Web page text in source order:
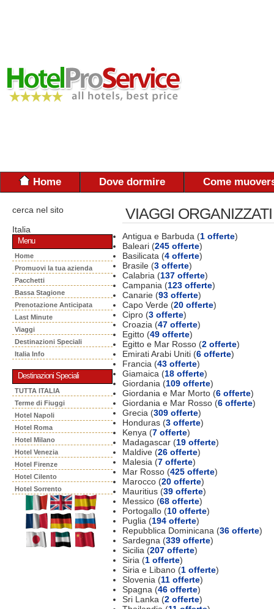
Home Dove dormire Come
cerca nel sito
Italia
Menu
Home
Promuovi la tua azienda
Pacchetti
Bassa Stagione
Prenotazione Anticipata
Last Minute
Viaggi
Destinazioni Speciali
Italia Info
Destinazioni Speciali
TUTTA ITALIA
Terme di Fiuggi
Hotel Napoli
Hotel Roma
Hotel Milano
Hotel Venezia
Hotel Firenze
Hotel Cilento
Hotel Sorrento
VIAGGI ORGANIZZATI
Antigua e Barbuda (1 offerte)
Baleari (245 offerte)
Basilicata (4 offerte)
Brasile (3 offerte)
Calabria (137 offerte)
Campania (123 offerte)
Canarie (93 offerte)
Capo Verde (20 offerte)
Cipro (3 offerte)
Croazia (47 offerte)
Egitto (49 offerte)
Egitto e Mar Rosso (2 offerte)
Emirati Arabi Uniti (6 offerte)
Francia (43 offerte)
Giamaica (18 offerte)
Giordania (109 offerte)
Giordania e Mar Morto (6 offerte)
Giordania e Mar Rosso (6 offerte)
Grecia (309 offerte)
Honduras (3 offerte)
Kenya (7 offerte)
Madagascar (19 offerte)
Maldive (26 offerte)
Malesia (7 offerte)
Mar Rosso (425 offerte)
Marocco (20 offerte)
Mauritius (39 offerte)
Messico (68 offerte)
Portogallo (10 offerte)
Puglia (194 offerte)
Repubblica Dominicana (36 offerte)
Sardegna (339 offerte)
Sicilia (207 offerte)
Siria (1 offerte)
Siria e Libano (1 offerte)
Slovenia (11 offerte)
Spagna (46 offerte)
Sri Lanka (2 offerte)